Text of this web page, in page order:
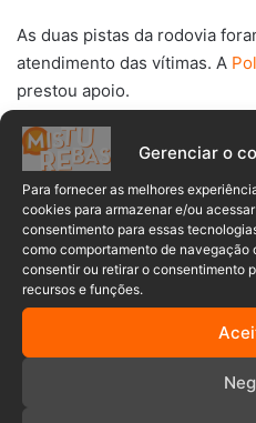
Gerenciar o
Para fornecer as melhores
cookies para armazenar e/ou
consentimento para essas
como comportamento de navegação
consentir ou retirar o consentimento
recursos e funções.
As duas pistas da rodovia
atendimento das vítimas. A
prestou apoio.
Acidente